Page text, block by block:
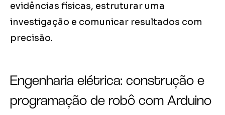
evidências físicas, estruturar uma
investigação e comunicar resultados com
precisão.
Engenharia elétrica: construção e
programação de robô com Arduino